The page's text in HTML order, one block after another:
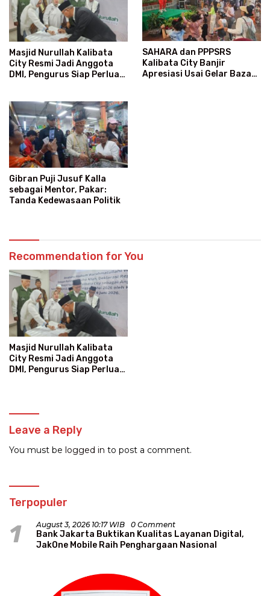
Masjid Nurullah Kalibata
City Resmi Jadi Anggota
DMI, Pengurus Siap Perluas
SAHARA dan PPPSRS
Kalibata City Banjir
Apresiasi Usai Gelar Bazaar
Gibran Puji Jusuf Kalla
sebagai Mentor, Pakar:
Tanda Kedewasaan Politik
Recommendation for You
Masjid Nurullah Kalibata
City Resmi Jadi Anggota
DMI, Pengurus Siap Perluas
Leave a Reply
You must be logged in to post a comment.
Terpopuler
1 August 3, 2026 10:17 WIB 0 Comment
Bank Jakarta Buktikan Kualitas Layanan Digital,
JakOne Mobile Raih Penghargaan Nasional